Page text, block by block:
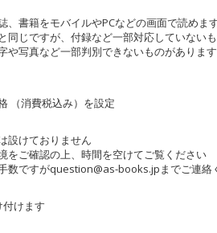
、書籍をモバイルやPCなどの画面で読めま
同じですが、付録など一部対応していない
や写真など一部判別できないものがあります
（消費税込み）を設定
設けておりません
をご確認の上、時間を空けてご覧ください
数ですがquestion@as-books.jpまでご連絡
けます